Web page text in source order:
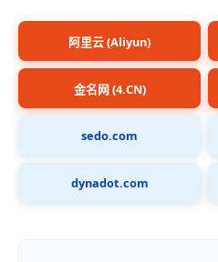
阿里云 (Aliyun)
金名网 (4.CN)
sedo.com
dynadot.com